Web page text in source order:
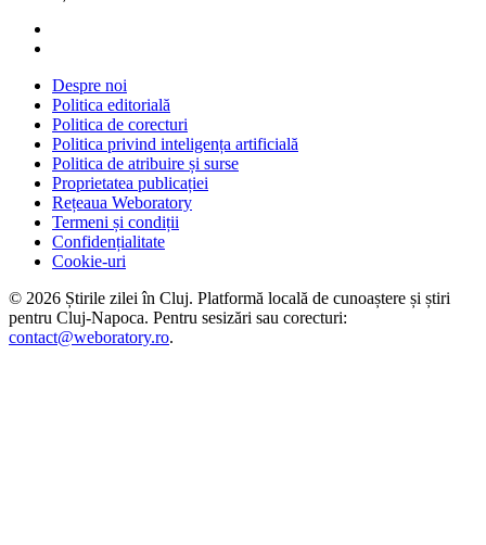
Despre noi
Politica editorială
Politica de corecturi
Politica privind inteligența artificială
Politica de atribuire și surse
Proprietatea publicației
Rețeaua Weboratory
Termeni și condiții
Confidențialitate
Cookie-uri
© 2026 Știrile zilei în Cluj. Platformă locală de cunoaștere și știri
pentru Cluj-Napoca. Pentru sesizări sau corecturi:
contact@weboratory.ro.